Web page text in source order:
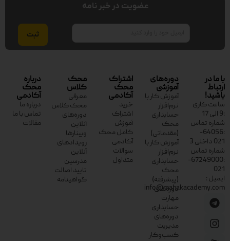
عضویت در خبر نامه
با ما در
ارتباط
باشید!
ساعت کاری
:9 الی 17
شماره تماس
:64056-
021 داخلی 3
شماره تماس
:67249000-
021
ایمیل :
info@mahakacademy.com
دوره‌های
آموزشی
آموزش کار با
نرم‌افزار
حسابداری
محک
(مقدماتی)
آموزش کار با
نرم‌افزار
حسابداری
محک
(پیشرفته)
دوره‌های
مهارت
حسابداری
دوره‌های
مدیریت
کسب‌وکار
اشتراک
محک
آکادمی
خرید
اشتراک
آموزش
کامل محک
آکادمی
سوالات
متداول
محک
کلاس
معرفی
محک کلاس
دوره‌های
آنلاین
وبینارها
رویدادهای
آنلاین
مدرسین
تایید اصالت
گواهینامه
درباره
محک
آکادمی
درباره ما
تماس با ما
مقالات